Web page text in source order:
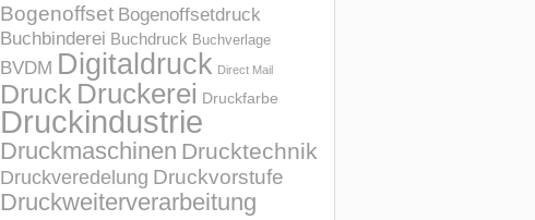
Bogenoffset Bogenoffsetdruck
Buchbinderei Buchdruck Buchverlage
BVDM Digitaldruck Direct Mail
Druck Druckerei Druckfarbe
Druckindustrie
Druckmaschinen Drucktechnik
Druckveredelung Druckvorstufe
Druckweiterverarbeitung